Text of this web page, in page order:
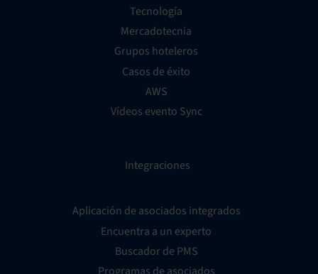
Tecnología
Mercadotecnia
Grupos hoteleros
Casos de éxito
AWS
Vídeos evento Sync
Integraciones
Aplicación de asociados integrados
Encuentra a un experto
Buscador de PMS